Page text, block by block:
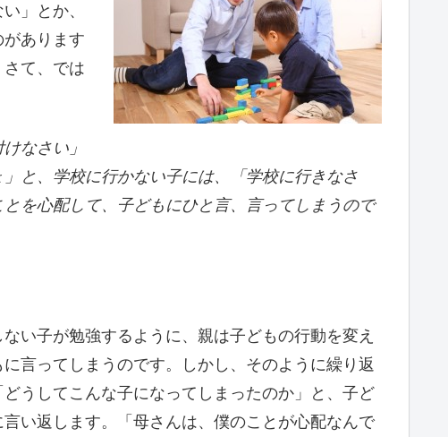
」とか、
あります
て、では
なさい」
と、学校に行かない子には、「学校に行きなさ
を心配して、子どもにひと言、言ってしまうので
い子が勉強するように、親は子どもの行動を変え
言ってしまうのです。しかし、そのように繰り返
うしてこんな子になってしまったのか」と、子ど
い返します。「母さんは、僕のことが心配なんで